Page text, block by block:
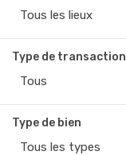
Tous les lieux
Type de transaction
Tous
Type de bien
Tous les types